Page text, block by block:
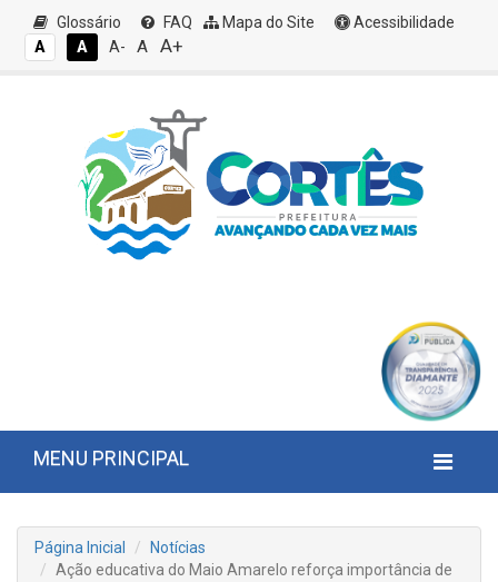
Glossário FAQ Mapa do Site
Acessibilidade
A
A A- A A+
MENU PRINCIPAL
Página Inicial
Notícias
Ação educativa do Maio Amarelo reforça importância de